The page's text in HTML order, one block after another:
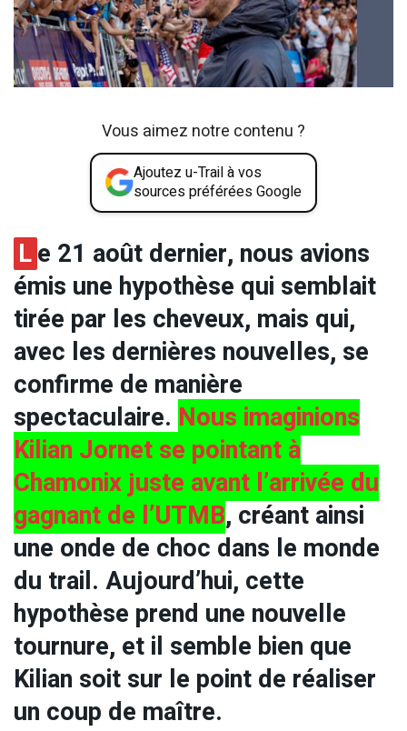
Vous aimez notre contenu ?
Ajoutez u-Trail à vos
sources préférées Google
Le 21 août dernier, nous avions
émis une hypothèse qui semblait
tirée par les cheveux, mais qui,
avec les dernières nouvelles, se
confirme de manière
spectaculaire. Nous imaginions
Kilian Jornet se pointant à
Chamonix juste avant l’arrivée du
gagnant de l’UTMB, créant ainsi
une onde de choc dans le monde
du trail. Aujourd’hui, cette
hypothèse prend une nouvelle
tournure, et il semble bien que
Kilian soit sur le point de réaliser
un coup de maître.